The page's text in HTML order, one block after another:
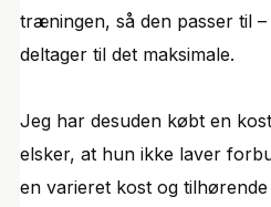
træningen, så den passer til
deltager til det maksimale.
Jeg har desuden købt en
elsker, at hun ikke laver
en varieret kost og